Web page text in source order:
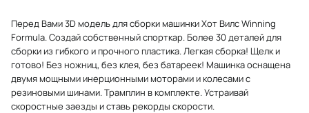
Перед Вами 3D модель для сборки машинки Хот Вилс Winning
Formula. Создай собственный спорткар. Более 30 деталей для
сборки из гибкого и прочного пластика. Легкая сборка! Щелк и
готово! Без ножниц, без клея, без батареек! Машинка оснащена
двумя мощными инерционными моторами и колесами с
резиновыми шинами. Трамплин в комплекте. Устраивай
скоростные заезды и ставь рекорды скорости.